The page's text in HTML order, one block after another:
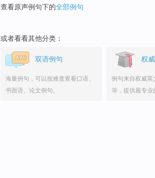
查看原声例句下的全部例句
或者看看其他分类：
双语例句
海量例句，可以按难度查看口语、
书面语、论文例句。
权
例句来自权威英
等，提供最专业